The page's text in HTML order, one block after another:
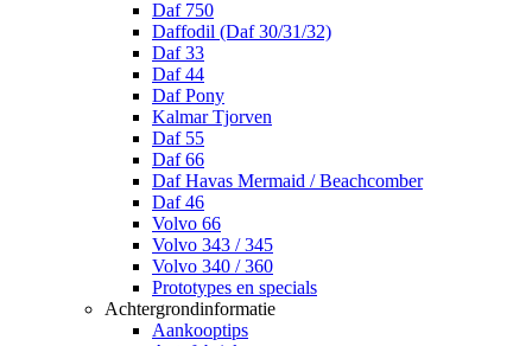
Daf 750
Daffodil (Daf 30/31/32)
Daf 33
Daf 44
Daf Pony
Kalmar Tjorven
Daf 55
Daf 66
Daf Havas Mermaid / Beachcomber
Daf 46
Volvo 66
Volvo 343 / 345
Volvo 340 / 360
Prototypes en specials
Achtergrondinformatie
Aankooptips